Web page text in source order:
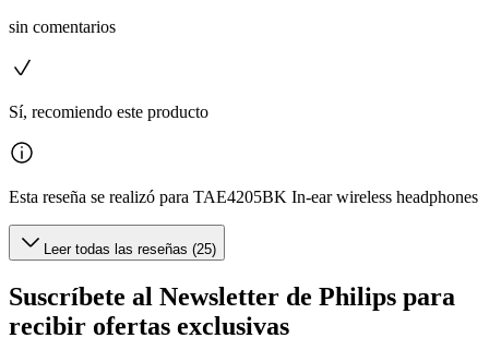
sin comentarios
Sí, recomiendo este producto
Esta reseña se realizó para TAE4205BK In-ear wireless headphones
Leer todas las reseñas (25)
Suscríbete al Newsletter de Philips para
recibir ofertas exclusivas